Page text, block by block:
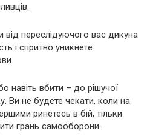
переслідуючого вас дикуна
і спритно уникнете
навіть вбити – до рішучої
Ви не будете чекати, коли на
ринетесь в бій, тільки
грань самооборони.